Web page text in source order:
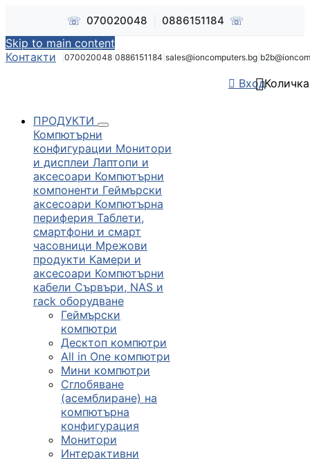
☏ 070020048 0886151184 ☏
Skip to main content
Контакти
070020048 0886151184 sales@ioncomputers.bg
 Вход
Количка
ПРОДУКТИ
Компютърни
конфигурации Монитори
и дисплеи Лаптопи и
аксесоари Компютърни
компоненти Геймърски
аксесоари Компютърна
периферия Таблети,
смартфони и смарт
часовници Мрежови
продукти Камери и
аксесоари Компютърни
кабели Сървъри, NAS и
rack оборудване
Геймърски
компютри
Десктоп компютри
All in One компютри
Мини компютри
Сглобяване
(асемблиране) на
компютърна
конфигурация
Монитори
Интерактивни